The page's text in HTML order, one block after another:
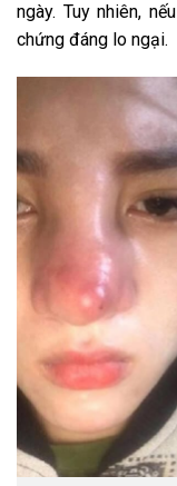
ngày. Tuy nhiên,
chứng đáng lo ngại.